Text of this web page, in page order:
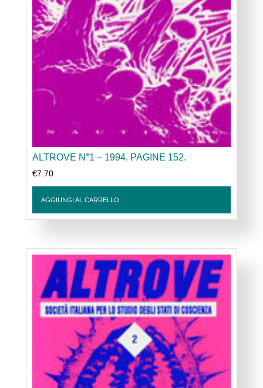
ALTROVE N°1 – 1994. PAGINE 152.
€7.70
AGGIUNGI AL CARRELLO